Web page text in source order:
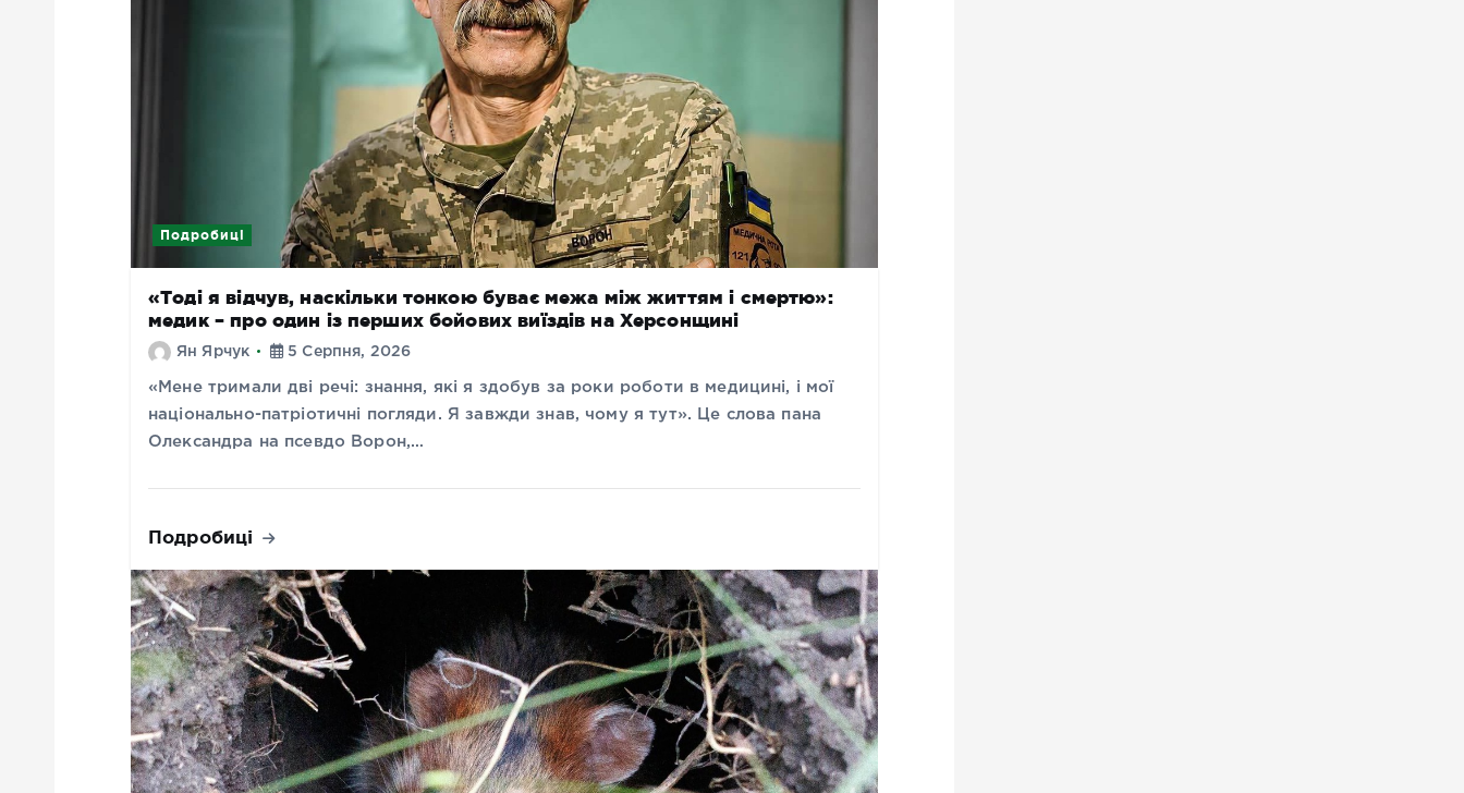
Подробиці
«Тоді я відчув, наскільки тонкою буває межа між життям і смертю»:
медик – про один із перших бойових виїздів на Херсонщині
Ян Ярчук 5 Серпня, 2026
«Мене тримали дві речі: знання, які я здобув за роки роботи в медицині, і мої
національно-патріотичні погляди. Я завжди знав, чому я тут». Це слова пана
Олександра на псевдо Ворон,…
Подробиці